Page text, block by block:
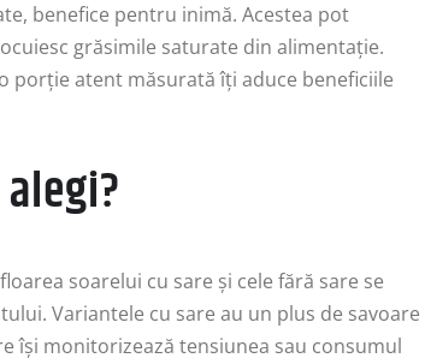
benefice pentru inimă. Acestea pot
grăsimile saturate din alimentație.
porție atent măsurată îți aduce beneficiile
soarelui cu sare și cele fără sare se
Variantele cu sare au un plus de savoare
își monitorizează tensiunea sau consumul